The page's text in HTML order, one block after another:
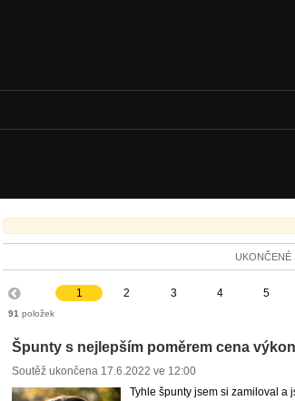
UKONČENÉ
1 2 3 4 5
91 položek
Špunty s nejlepším poměrem cena
Soutěž ukončena 17.6.2022 ve 12:00
Tyhle špunty jsem si zamiloval a